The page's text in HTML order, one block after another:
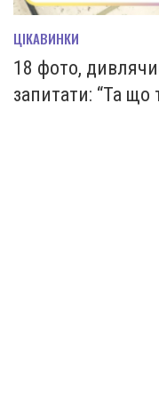
ЦІКАВИНКИ
18 фото,
запитати: “Та що